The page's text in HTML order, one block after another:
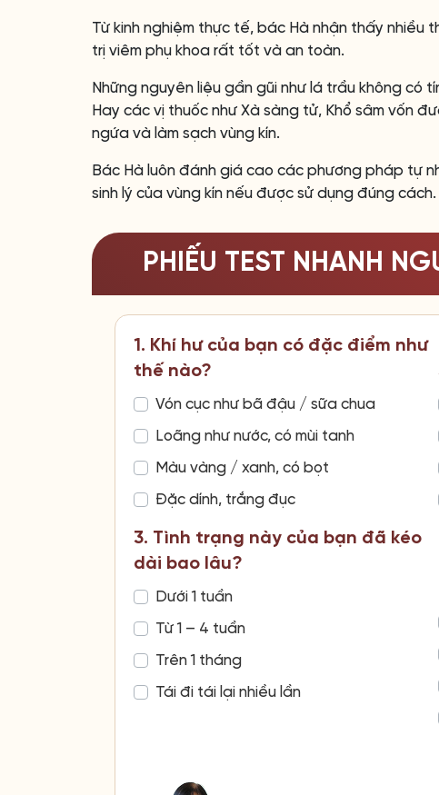
Từ kinh nghiệm thực tế, bác Hà nhận thấy
trị viêm phụ khoa rất tốt và an toàn.
Những nguyên liệu gần gũi như lá trầu không có
Hay các vị thuốc như Xà sàng tử, Khổ sâm vốn
ngứa và làm sạch vùng kín.
Bác Hà luôn đánh giá cao các phương pháp tự
sinh lý của vùng kín nếu được sử dụng đúng cách.
PHIẾU TEST NHANH
1. Khí hư của bạn có đặc điểm như
thế nào?
Vón cục như bã đậu / sữa chua
Loãng như nước, có mùi tanh
Màu vàng / xanh, có bọt
Đặc dính, trắng đục
3. Tình trạng này của bạn đã kéo
dài bao lâu?
Dưới 1 tuần
Từ 1 – 4 tuần
Trên 1 tháng
Tái đi tái lại nhiều lần